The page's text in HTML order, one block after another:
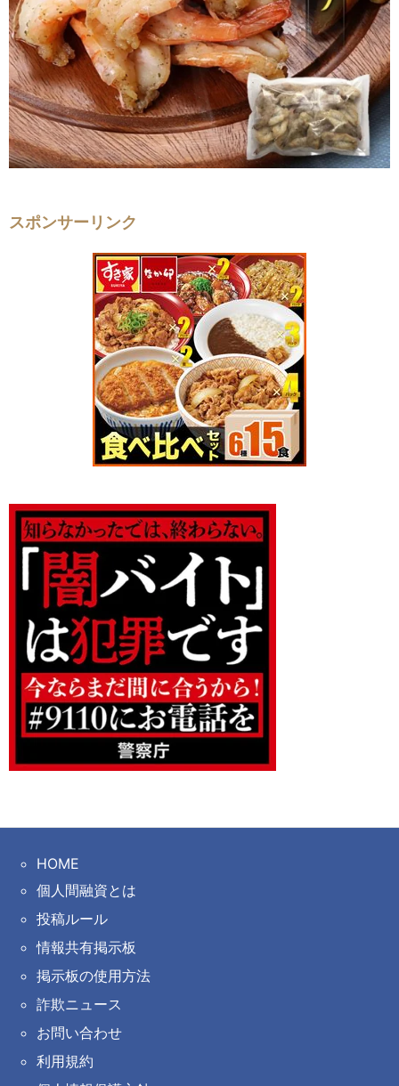
スポンサーリンク
HOME
個人間融資とは
投稿ルール
情報共有掲示板
掲示板の使用方法
詐欺ニュース
お問い合わせ
利用規約